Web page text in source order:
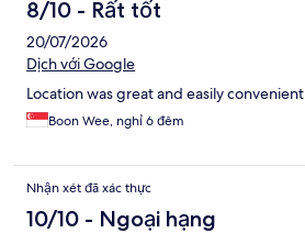
8/10 - Rất tốt
20/07/2026
Dịch với Google
Location was great and easily convenient
Boon Wee, nghỉ 6 đêm
Nhận xét đã xác thực
10/10 - Ngoại hạng